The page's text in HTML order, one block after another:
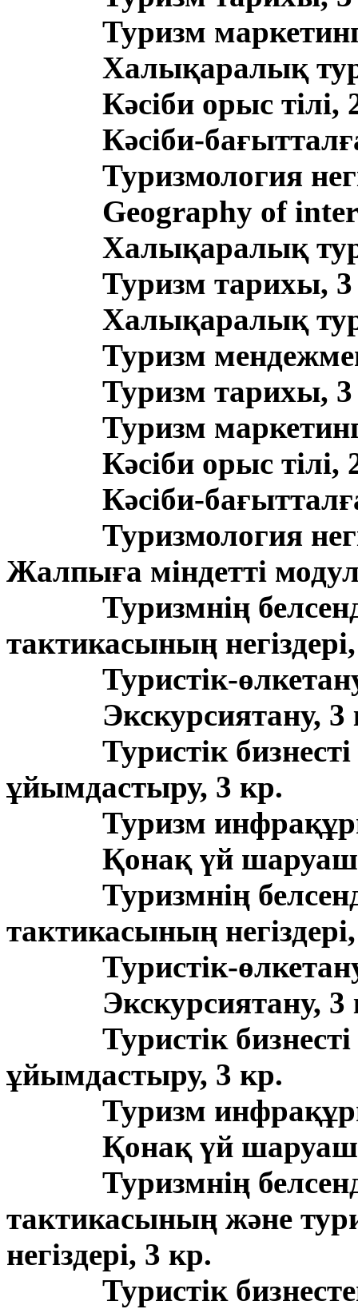
Туризм
Халықаралық
Кәсіби орыс тілі,
Кәсіби-
Туризмология
Geography of
Халықаралық
Туризм тарихы,
Халықаралық
Туризм
Туризм тарихы,
Туризм
Кәсіби орыс тілі,
Кәсіби-
Туризмология
Жалпыға міндетті
Туризмнің
тактикасының
Туристік-
Экскурсиятану, 3
Туристік
ұйымдастыру, 3 кр.
Туризм
Қонақ үй
Туризмнің
тактикасының
Туристік-
Экскурсиятану, 3
Туристік
ұйымдастыру, 3 кр.
Туризм
Қонақ үй
Туризмнің
тактикасының және
негіздері, 3 кр.
Туристік